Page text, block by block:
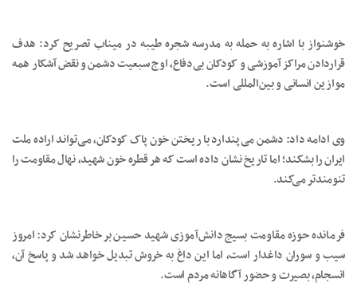
خوشنواز با اشاره به حمله به مدرسه شجره طیبه در میناب تصریح کرد: هدف
قراردادن مراکز آموزشی و کودکان بی‌دفاع، اوج سبعیت دشمن و نقض آشکار همه
موازین انسانی و بین‌المللی است.
وی ادامه داد: دشمن می‌پندارد با ریختن خون پاک کودکان، می‌تواند اراده ملت
ایران را بشکند؛ اما تاریخ نشان داده است که هر قطره خون شهید، نهال مقاومت را
تنومندتر می‌کند.
فرمانده حوزه مقاومت بسیج دانش‌آموزی شهید حسین بر خاطرنشان کرد: امروز
سیب و سوران داغدار است، اما این داغ به خروش تبدیل خواهد شد و پاسخ آن،
انسجام، بصیرت و حضور آگاهانه مردم است.